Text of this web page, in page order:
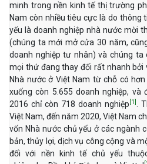
minh trong nền kinh tế thị trường
Nam còn nhiều tiêu cực là do thông
yếu là doanh nghiệp nhà nước mời
(chúng ta mới mở cửa 30 năm,
doanh nghiệp tư nhân) và chúng ta
mọi thứ đang thay đổi rất nhanh bởi
Nhà nước ở Việt Nam từ chỗ có
xuống còn 5.655 doanh nghiệp,
2016 chỉ còn 718 doanh nghiệp [1] .
Việt Nam, đến năm 2020, Việt Nam
vốn Nhà nước chủ yếu ở các ngành
bản, thủy lợi, dịch vụ công cộng và
đối với nền kinh tế chủ yếu